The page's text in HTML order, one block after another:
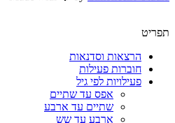
תפריט
הרצאות וסדנאות
חוברות פעילות
פעילויות לפי גיל
אפס עד שתיים
שתיים עד ארבע
ארבע עד שש